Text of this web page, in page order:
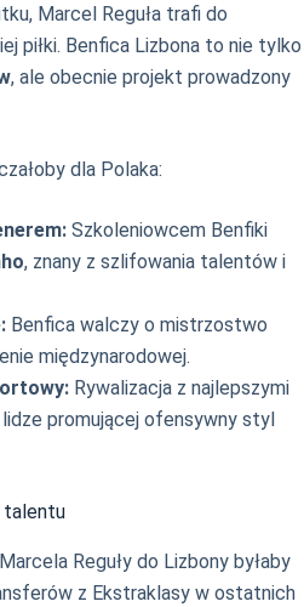
Marcel Reguła trafi do
piłki. Benfica Lizbona to nie tylko
, ale obecnie projekt prowadzony
dla Polaka:
Szkoleniowcem Benfiki
, znany z szlifowania talentów i
Benfica walczy o mistrzostwo
międzynarodowej.
Rywalizacja z najlepszymi
promującej ofensywny styl
talentu
Reguły do Lizbony byłaby
z Ekstraklasy w ostatnich